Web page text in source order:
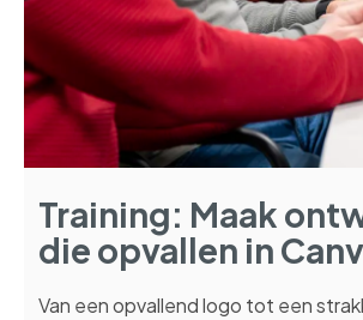
Training: Maak
die opvallen in
Van een opvallend logo tot een